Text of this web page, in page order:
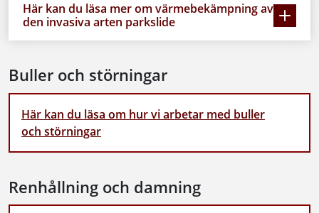
Här kan du läsa mer om värmebekämpning av
den invasiva arten parkslide
Buller och störningar
Här kan du läsa om hur vi arbetar med buller
och störningar
Renhållning och damning